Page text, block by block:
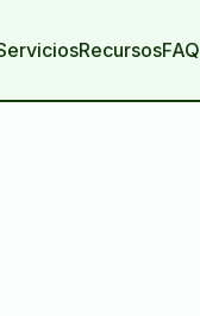
RecursosFAQ